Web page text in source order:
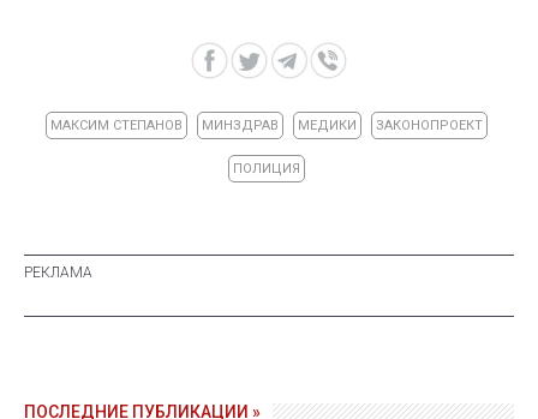
МАКСИМ СТЕПАНОВ МИНЗДРАВ МЕДИКИ ЗАКОНОПРОЕКТ
ПОЛИЦИЯ
ПОСЛЕДНИЕ ПУБЛИКАЦИИ »